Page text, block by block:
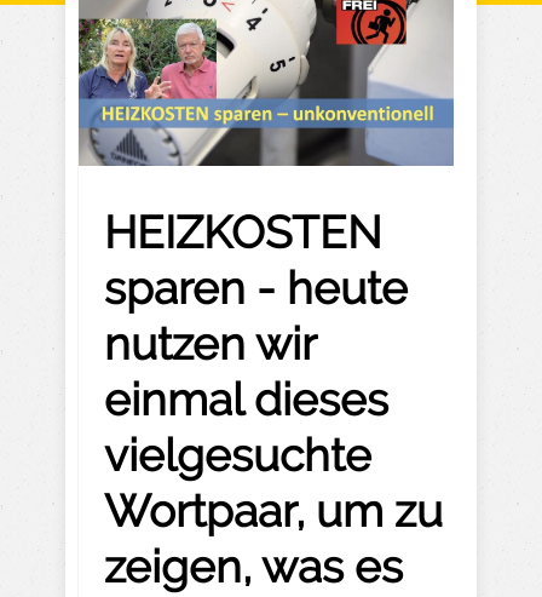
HEIZKOSTEN
sparen - heute
nutzen wir
einmal dieses
vielgesuchte
Wortpaar, um zu
zeigen, was es